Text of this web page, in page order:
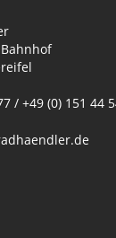
/ +49 (0) 151 44